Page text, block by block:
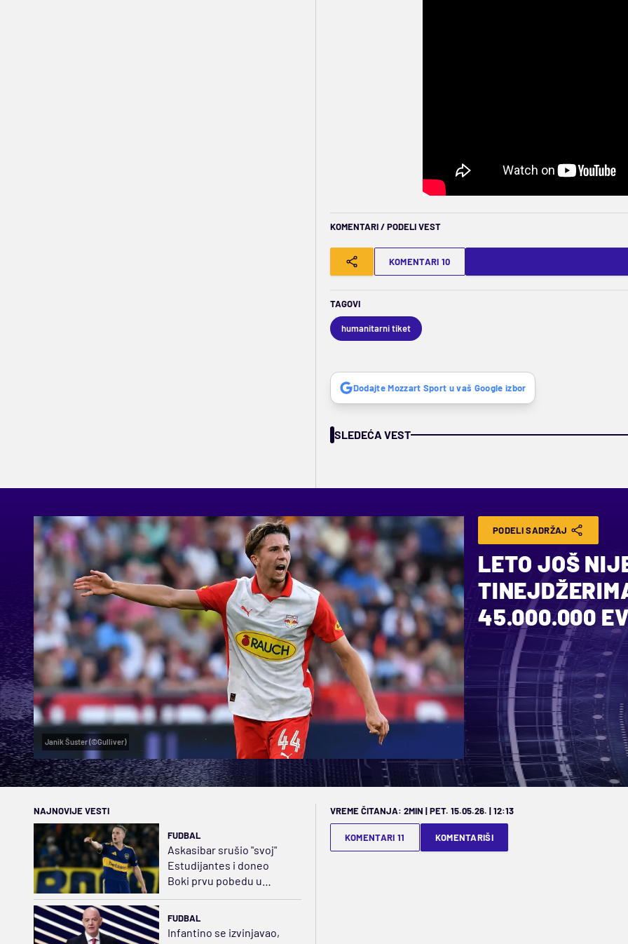
KOMENTARI / PODELI VEST
KOMENTARI 10
TAGOVI
humanitarni tiket
Dodajte Mozzart Sport u vaš Google izbor
SLEDEĆA VEST
Janik Šuster (©Gulliver)
PODELI SADRŽAJ
LETO JOŠ
45.000.000
NAJNOVIJE VESTI
FUDBAL
Askasibar srušio "svoj"
Estudijantes i doneo
Boki prvu pobedu u
Klausuri
FUDBAL
Infantino se izvinjavao,
VREME ČITANJA: 2MIN | PET. 15.05.26. | 12:13
KOMENTARI 11 KOMENTARIŠI